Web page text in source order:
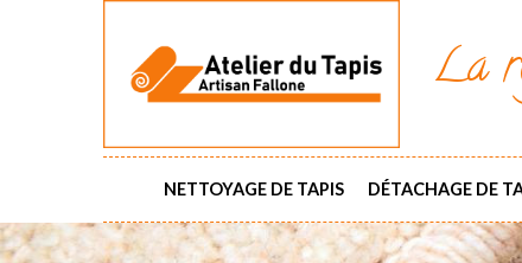
La
NETTOYAGE DE TAPIS DÉTACHAGE DE